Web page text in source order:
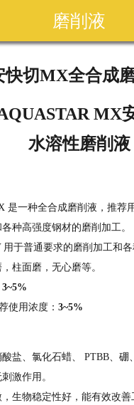
磨削液
快切MX全合成
MX
水溶性磨削液
是一种全合成磨削液，推荐
种高强度钢材的磨削加工。
用于普通要求的磨削加工和
柱面磨，无心磨等。
3~5%
使用浓度： 3~5%
盐、氯化石蜡、 PTBB、硼
激作用。
生物稳定性好，能有效改善